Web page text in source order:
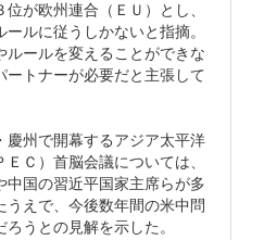
が欧州連合（ＥＵ）とし、
ルに従うしかないと指摘。
ルールを変えることができな
ートナーが必要だと主張して
慶州で開幕するアジア太平洋
Ｃ）首脳会議については、
中国の習近平国家主席らが多
うえで、今後数年間の米中問
うとの見解を示した。